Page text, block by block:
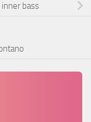
inner bass